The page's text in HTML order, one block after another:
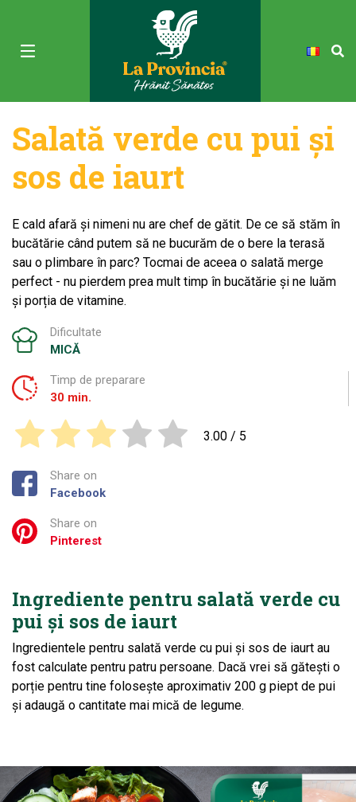
Salată verde cu pui și
sos de iaurt
E cald afară și nimeni nu are chef de gătit. De ce să stăm în
bucătărie când putem să ne bucurăm de o bere la terasă
sau o plimbare în parc? Tocmai de aceea o salată merge
perfect - nu pierdem prea mult timp în bucătărie și ne luăm
și porția de vitamine.
Dificultate
MICĂ
Timp de preparare
30 min.
3.00 / 5
Share on
Facebook
Share on
Pinterest
Ingrediente pentru salată verde cu
pui și sos de iaurt
Ingredientele pentru salată verde cu pui și sos de iaurt au
fost calculate pentru patru persoane. Dacă vrei să gătești o
porție pentru tine folosește aproximativ 200 g piept de pui
și adaugă o cantitate mai mică de legume.